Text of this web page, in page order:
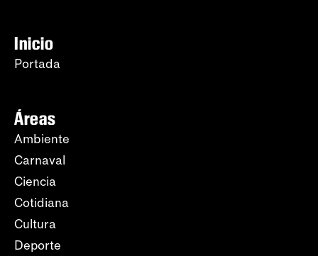
Inicio
Portada
Áreas
Ambiente
Carnaval
Ciencia
Cotidiana
Cultura
Deporte